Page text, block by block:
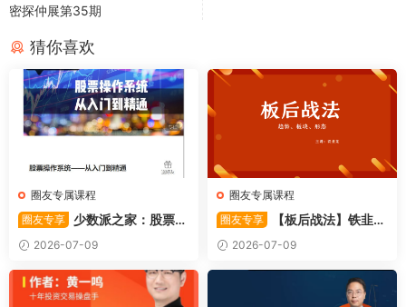
密探仲展第35期
猜你喜欢
圈友专属课程
圈友专享
少数派之家：股票操
作系统—从入门到精通
2026-07-09
圈友专属课程
圈友专享
【板后战法】铁韭菜
板后强势战法
2026-07-09